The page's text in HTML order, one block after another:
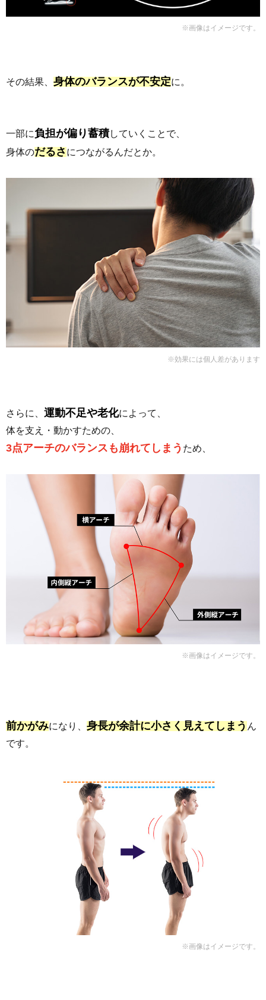
※画像はイメージです。
その結果、 身体のバランスが不安定に。
一部に負担が偏り蓄積していくことで、
身体のだるさ につながるんだとか。
※効果には個人差があります
さらに、 運動不足や老化によって、
体を支え・動かすための、
3点アーチのバランスも崩れてしまう ため、
※画像はイメージです。
前かがみになり、 身長が余計に小さく見えてしまう ん
です。
※画像はイメージです。